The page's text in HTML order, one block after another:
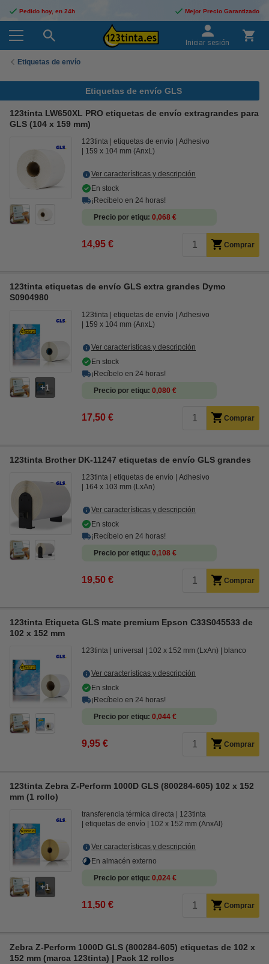
Pedido hoy, en 24h Mejor Precio Garantizado
Iniciar sesión
Etiquetas de envío
Etiquetas de envío GLS
123tinta LW650XL PRO etiquetas de envío extragrandes para
GLS (104 x 159 mm)
123tinta etiquetas de envío
Adhesivo
159 x 104 mm (AnxL)
Ver características y descripción
En stock
¡Recíbelo en 24 horas!
Precio por etiqu 0,068 €
14,95 € Comprar
123tinta etiquetas de envío GLS extra grandes Dymo
S0904980
1
123tinta etiquetas de envío
Adhesivo
159 x 104 mm (AnxL)
Ver características y descripción
En stock
¡Recíbelo en 24 horas!
Precio por etiqu 0,080 €
17,50 € Comprar
123tinta Brother DK-11247 etiquetas de envío GLS grandes
123tinta etiquetas de envío
Adhesivo
164 x 103 mm (LxAn)
Ver características y descripción
En stock
¡Recíbelo en 24 horas!
Precio por etiqu 0,108 €
19,50 € Comprar
123tinta Etiqueta GLS mate premium Epson C33S045533 de
102 x 152 mm
123tinta universal 102 x 152 mm (LxAn) blanco
Ver características y descripción
En stock
¡Recíbelo en 24 horas!
Precio por etiqu 0,044 €
9,95 € Comprar
123tinta Zebra Z-Perform 1000D GLS (800284-605) 102 x 152
mm (1 rollo)
1
transferencia térmica directa
123tinta
etiquetas de envío
102 x 152 mm (AnxAl)
Ver características y descripción
En almacén externo
Precio por etiqu 0,024 €
11,50 € Comprar
Zebra Z-Perform 1000D GLS (800284-605) etiquetas de 102 x
152 mm (marca 123tinta) | Pack 12 rollos